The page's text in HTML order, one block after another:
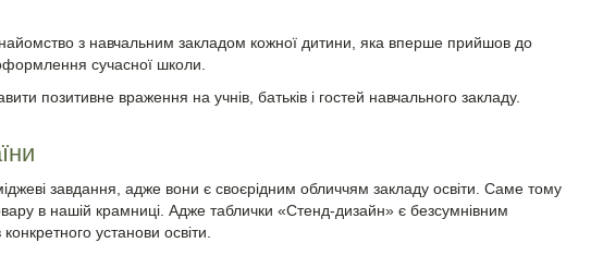
з навчальним закладом кожної дитини, яка вперше прийшов до
сучасної школи.
позитивне враження на учнів, батьків і гостей навчального закладу.
завдання, адже вони є своєрідним обличчям закладу освіти. Саме тому
в нашій крамниці. Адже таблички «Стенд-дизайн» є безсумнівним
установи освіти.